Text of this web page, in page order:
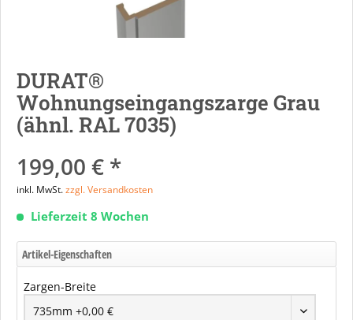
DURAT®
Wohnungseingangszarge Grau
(ähnl. RAL 7035)
199,00 € *
inkl. MwSt.zzgl. Versandkosten
Lieferzeit 8 Wochen
Artikel-Eigenschaften
Zargen-Breite